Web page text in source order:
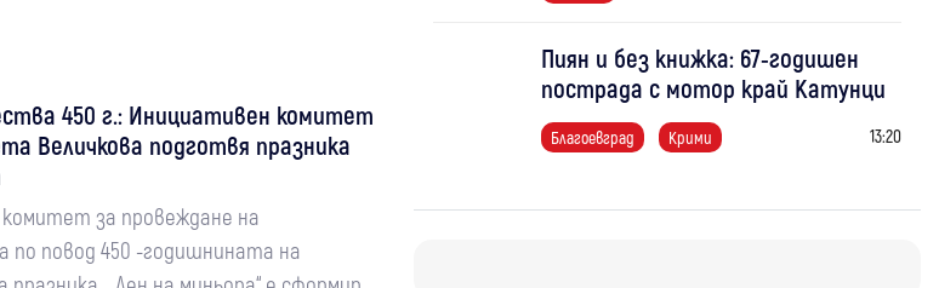
450 г.: Инициативен комитет
Величкова подготвя празника
за провеждане на
повод 450 -годишнината на
Пиян и без книжка: 67-годишен
пострада с мотор край Катунци
Благоевград Крими 13:20